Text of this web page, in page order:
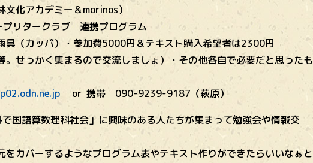
化アカデミー＆morinos）
リタークラブ 連携プログラム
具（カッパ）・参加費5000円＆テキスト購入希望者は2300円
かく集まるので交流しましょ）・その他各自で必要だと思ったも
or 携帯 090-9239-9187（萩原）
国語算数理科社会」に興味のある人たちが集まって勉強会や情報交
ーするようなプログラム表やテキスト作りができたらいいなぁと